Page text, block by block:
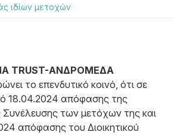
ιδίων μετοχών
TRUST-ΑΝΔΡΟΜΕΔΑ
το επενδυτικό κοινό, ότι σε
18.04.2024 απόφασης της
Συνέλευσης των μετόχων της και
απόφασης του Διοικητικού